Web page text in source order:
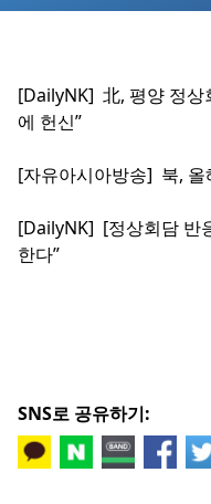
[DailyNK] 北, 평양 정
에 헌신”
[자유아시아방송] 북, 올
[DailyNK] [정상회담 반
한다”
SNS로 공유하기: